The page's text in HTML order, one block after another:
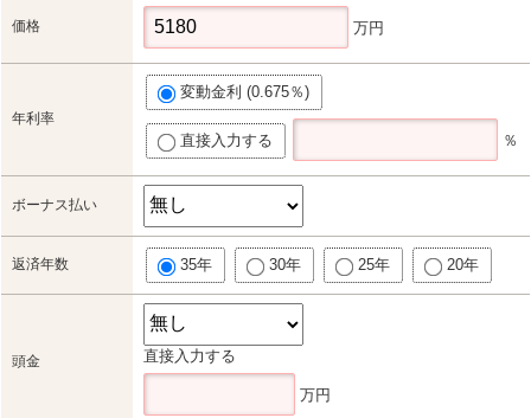
価格 万円
年利率
変動金利 (0.675％)
直接入力する ％
ボーナス払い
返済年数 35年 30年 25年 20年
頭金 直接入力する
万円